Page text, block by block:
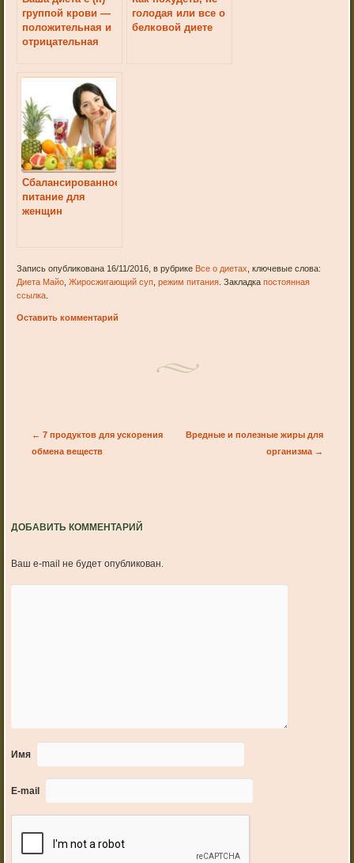
группой крови —
положительная и
отрицательная
голодая или все о
белковой диете
Сбалансированное
питание для
женщин
Запись опубликована 16/11/2016, в рубрике Все о диетах , ключевые слова:
Диета Майо ,Жиросжигающий суп ,режим питания . Закладкапостоянная
ссылка
Оставить комментарий
Post navigation
← 7 продуктов для ускорения
обмена веществ
Вредные и полезные жиры для
организма →
ДОБАВИТЬ КОММЕНТАРИЙ
Ваш e-mail не будет опубликован.
Имя
E-mail